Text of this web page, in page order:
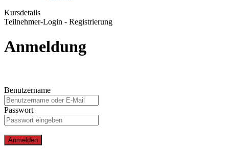
Kursdetails
Teilnehmer-Login - Registrierung
Anmeldung
Benutzername
Passwort
Anmelden